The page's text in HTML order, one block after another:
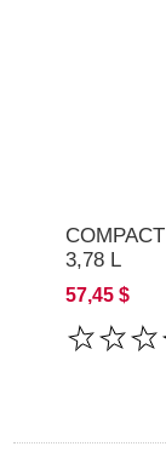
3,78 L
57,45 $